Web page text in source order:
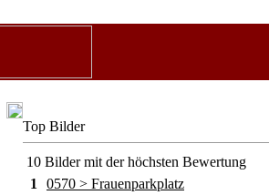
Top Bilder
10 Bilder mit der höchsten Bewertung
1
0570 > Frauenparkplatz